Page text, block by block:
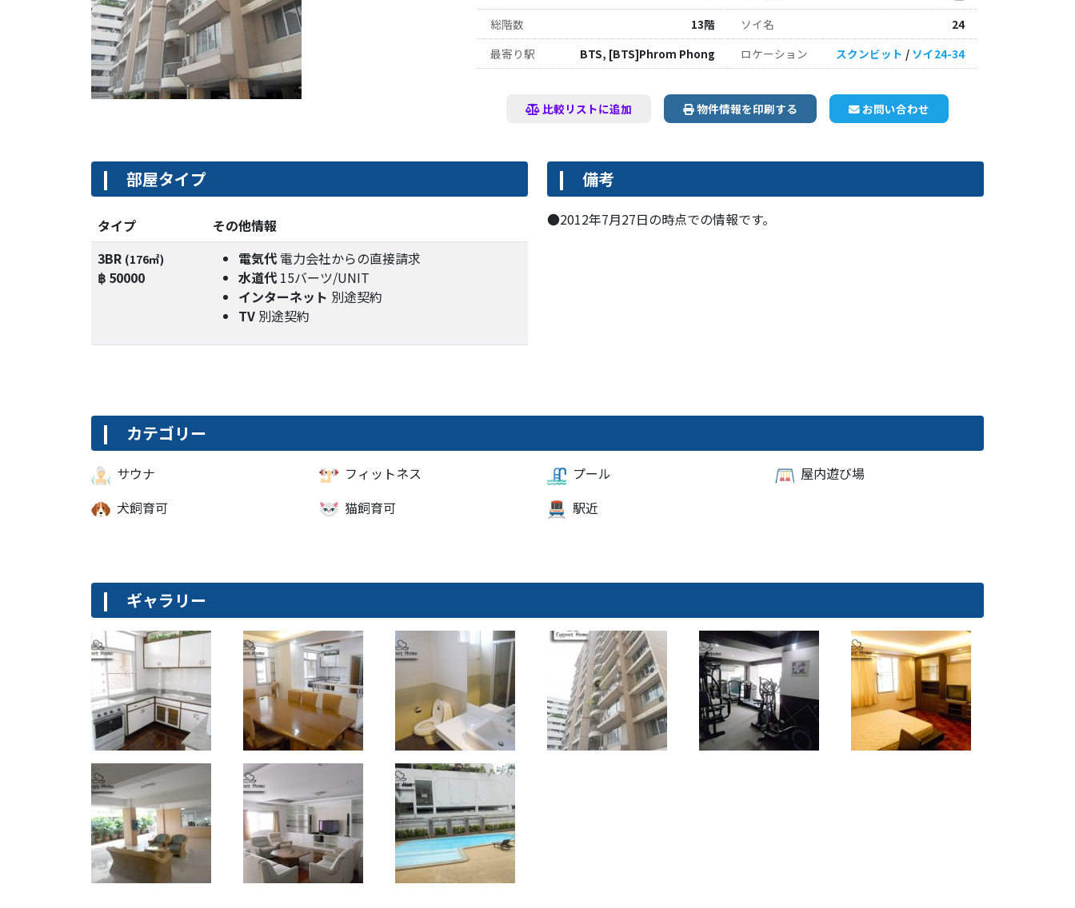
総階数
13階 ソイ名
24
最寄り駅
BTS, [BTS]Phrom Phong ロケーション スクンビット / ソイ24-34
比較リストに追加 物件情報を印刷する お問い合わせ
部屋タイプ
タイプ
その他情報
3BR (176㎡)
฿ 50000
電気代 電力会社からの直接請求
水道代 15バーツ/UNIT
インターネット 別途契約
TV 別途契約
備考
●2012年7月27日の時点での情報です。
カテゴリー
サウナ フィットネス プール
屋内遊び場
犬飼育可
猫飼育可 駅近
ギャラリー